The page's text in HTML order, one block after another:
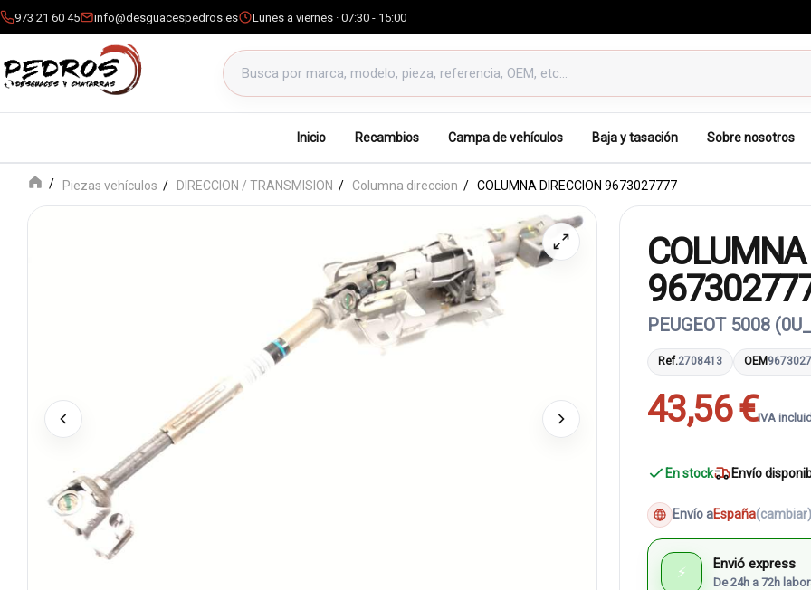
973 21 60 45 info@desguacespedros.es Lunes a viernes · 07:30 - 15:00
Buscar productos
Inicio Recambios Campa de vehículos Baja y tasación Sobre nosotros
Piezas vehículos DIRECCION / TRANSMISION Columna direccion COLUMNA DIRECCION 9673027777
COLUMNA
PEUGEOT 5008
Ref.2708413 OEM
43,56 €IVA
En stock Envío
Envío aEspaña(cambiar)
⚡ Envió express
De 24h a 72h